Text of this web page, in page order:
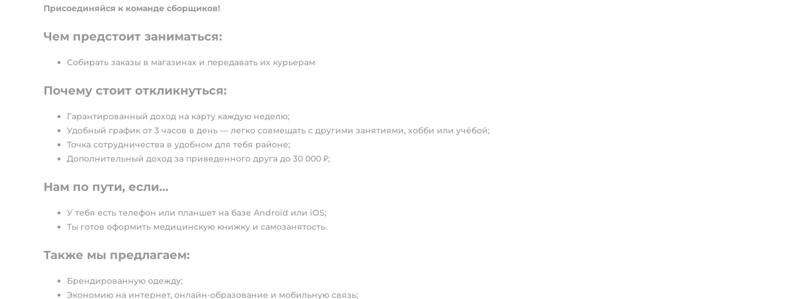
Присоединяйся к команде сборщиков!
Чем предстоит заниматься:
Собирать заказы в магазинах и передавать их курьерам
Почему стоит откликнуться:
Гарантированный доход на карту каждую неделю;
Удобный график от 3 часов в день — легко совмещать с другими занятиями, хобби или учёбой;
Точка сотрудничества в удобном для тебя районе;
Дополнительный доход за приведенного друга до 30 000 ₽;
Нам по пути, если…
У тебя есть телефон или планшет на базе Android или iOS;
Ты готов оформить медицинскую книжку и самозанятость.
Также мы предлагаем:
Брендированную одежду;
Экономию на интернет, онлайн-образование и мобильную связь;